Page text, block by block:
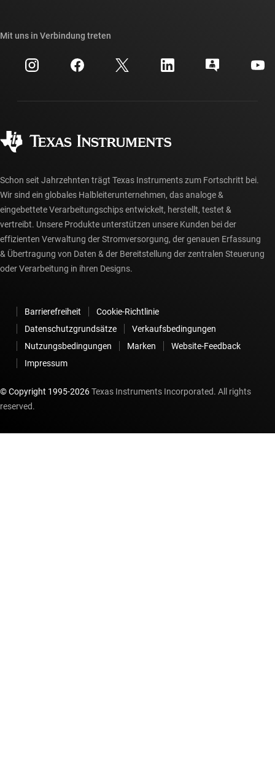
Investorenbeziehungen
Fertigung
Querverweis-Suche
Kundensupportzentrum
myTI-Konto FAQs
Häufig gestellte Fragen zu Bestellungen
Mit uns in Verbindung treten
Schon seit Jahrzehnten trägt Texas Instruments zum Fortschritt bei.
Wir sind ein globales Halbleiterunternehmen, das analoge &
eingebettete Verarbeitungschips entwickelt, herstellt, testet &
vertreibt. Unsere Produkte unterstützen unsere Kunden bei der
effizienten Verwaltung der Stromversorgung, der genauen Erfassung
& Übertragung von Daten & der Bereitstellung der zentralen Steuerung
oder Verarbeitung in ihren Designs.
Barrierefreiheit
Cookie-Richtlinie
Datenschutzgrundsätze
Verkaufsbedingungen
Nutzungsbedingungen
Marken
Website-Feedback
Impressum
© Copyright 1995-2026Texas Instruments Incorporated. All rights
reserved.